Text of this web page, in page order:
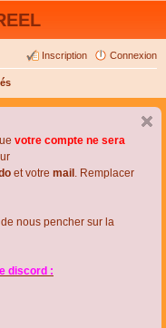
Connexion
Inscription
votre compte ne sera
et votre mail . Remplacer
nous pencher sur la
discord :